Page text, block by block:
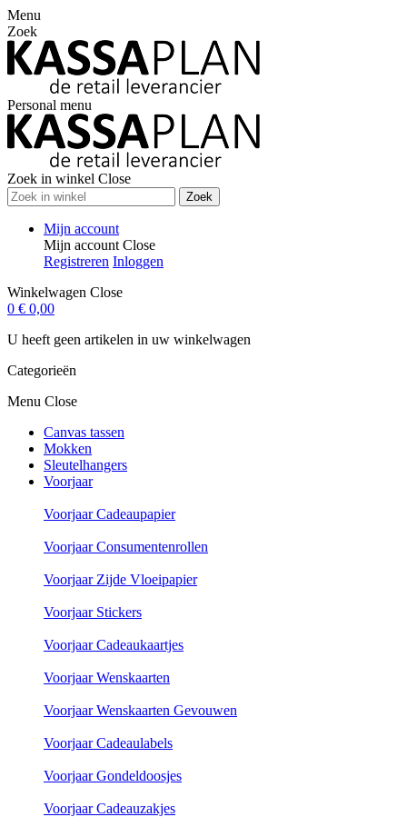
Menu
Zoek
Personal menu
Zoek in winkel Close
Zoek
Mijn account
Mijn account Close
Registreren Inloggen
Winkelwagen Close
0 € 0,00
U heeft geen artikelen in uw winkelwagen
Categorieën
Menu Close
Canvas tassen
Mokken
Sleutelhangers
Voorjaar
Voorjaar Cadeaupapier
Voorjaar Consumentenrollen
Voorjaar Zijde Vloeipapier
Voorjaar Stickers
Voorjaar Cadeaukaartjes
Voorjaar Wenskaarten
Voorjaar Wenskaarten Gevouwen
Voorjaar Cadeaulabels
Voorjaar Gondeldoosjes
Voorjaar Cadeauzakjes